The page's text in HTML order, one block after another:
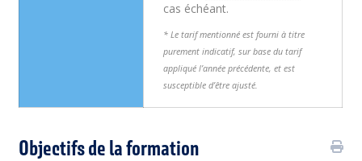
cas échéant.
* Le tarif mentionné est fourni à titre
purement indicatif, sur base du tarif
appliqué l’année précédente, et est
susceptible d’être ajusté.
Objectifs de la formation